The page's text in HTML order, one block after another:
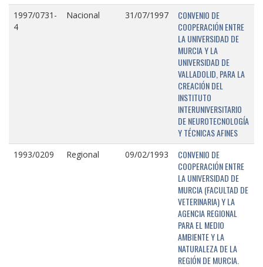
1997/0731-
4
Nacional 31/07/1997
CONVENIO DE
COOPERACIÓN ENTRE
LA UNIVERSIDAD DE
MURCIA Y LA
UNIVERSIDAD DE
VALLADOLID, PARA LA
CREACIÓN DEL
INSTITUTO
INTERUNIVERSITARIO
DE NEUROTECNOLOGÍA
Y TÉCNICAS AFINES
1993/0209 Regional 09/02/1993
CONVENIO DE
COOPERACIÓN ENTRE
LA UNIVERSIDAD DE
MURCIA (FACULTAD DE
VETERINARIA) Y LA
AGENCIA REGIONAL
PARA EL MEDIO
AMBIENTE Y LA
NATURALEZA DE LA
REGIÓN DE MURCIA.